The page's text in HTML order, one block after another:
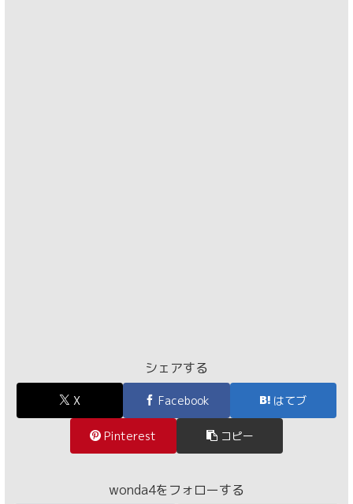
シェアする
X Facebook はてブ
Pinterest コピー
wonda4をフォローする